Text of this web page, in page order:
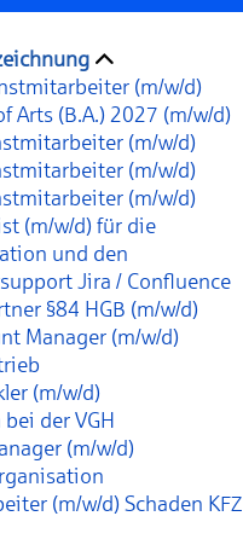
(m/w/d)
Arts (B.A.) 2027 (m/w/d)
(m/w/d)
(m/w/d)
(m/w/d)
(m/w/d) für die
und den
Jira / Confluence
§84 HGB (m/w/d)
Manager (m/w/d)
(m/w/d)
der VGH
(m/w/d)
(m/w/d) Schaden KFZ